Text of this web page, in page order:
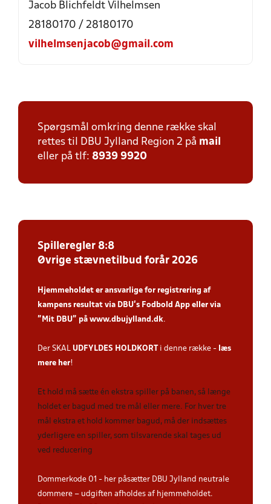
Jacob Blichfeldt Vilhelmsen
28180170 / 28180170
vilhelmsenjacob@gmail.com
Spørgsmål omkring denne række skal
rettes til DBU Jylland Region 2 på mail
eller på tlf: 8939 9920
Spilleregler 8:8
Øvrige stævnetilbud forår 2026
Hjemmeholdet er ansvarlige for registrering af
kampens resultat via DBU’s Fodbold App eller via
”Mit DBU” på www.dbujylland.dk.
Der SKAL UDFYLDES HOLDKORTi denne række - læs
mere her!
Et hold må sætte én ekstra spiller på banen, så længe
holdet er bagud med tre mål eller mere. For hver tre
mål ekstra et hold kommer bagud, må der indsættes
yderligere en spiller, som tilsvarende skal tages ud
ved reducering
Dommerkode 01 - her påsætter DBU Jylland neutrale
dommere – udgiften afholdes af hjemmeholdet.